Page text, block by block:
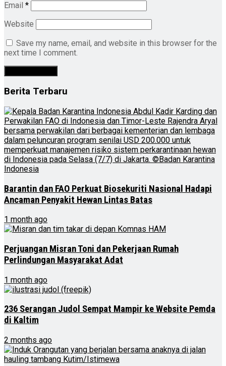
Email *
Website
Save my name, email, and website in this browser for the
next time I comment.
Berita Terbaru
Barantin dan FAO Perkuat Biosekuriti Nasional Hadapi
Ancaman Penyakit Hewan Lintas Batas
1 month ago
Perjuangan Misran Toni dan Pekerjaan Rumah
Perlindungan Masyarakat Adat
1 month ago
236 Serangan Judol Sempat Mampir ke Website Pemda
di Kaltim
2 months ago